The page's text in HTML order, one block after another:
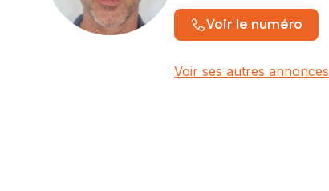
Voir le numéro
Voir ses autres annonces